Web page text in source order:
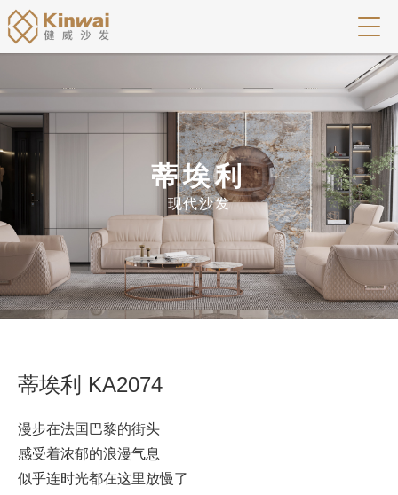
蒂埃利
现代沙发
蒂埃利 KA2074
漫步在法国巴黎的街头
感受着浓郁的浪漫气息
似乎连时光都在这里放慢了